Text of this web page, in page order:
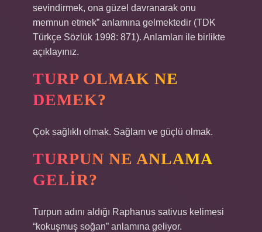
sevindirmek, ona güzel davranarak onu
memnun etmek” anlamına gelmektedir (TDK
Türkçe Sözlük 1998: 871). Anlamları ile birlikte
açıklayınız.
TURP OLMAK NE
DEMEK?
Çok sağlıklı olmak. Sağlam ve güçlü olmak.
TURPUN NE ANLAMA
GELIR?
Turpun adını aldığı Raphanus sativus kelimesi
“kokuşmuş soğan” anlamına geliyor.